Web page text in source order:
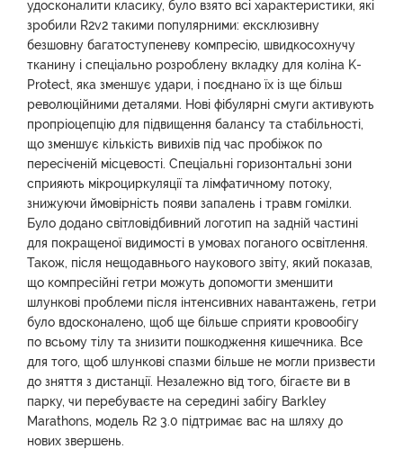
удосконалити класику, було взято всі характеристики, які
зробили R2v2 такими популярними: ексклюзивну
безшовну багатоступеневу компресію, швидкосохнучу
тканину і спеціально розроблену вкладку для коліна K-
Protect, яка зменшує удари, і поєднано їх із ще більш
революційними деталями. Нові фібулярні смуги активують
пропріоцепцію для підвищення балансу та стабільності,
що зменшує кількість вивихів під час пробіжок по
пересіченій місцевості. Спеціальні горизонтальні зони
сприяють мікроциркуляції та лімфатичному потоку,
знижуючи ймовірність появи запалень і травм гомілки.
Було додано світловідбивний логотип на задній частині
для покращеної видимості в умовах поганого освітлення.
Також, після нещодавнього наукового звіту, який показав,
що компресійні гетри можуть допомогти зменшити
шлункові проблеми після інтенсивних навантажень, гетри
було вдосконалено, щоб ще більше сприяти кровообігу
по всьому тілу та знизити пошкодження кишечника. Все
для того, щоб шлункові спазми більше не могли призвести
до зняття з дистанції. Незалежно від того, бігаєте ви в
парку, чи перебуваєте на середині забігу Barkley
Marathons, модель R2 3.0 підтримає вас на шляху до
нових звершень.